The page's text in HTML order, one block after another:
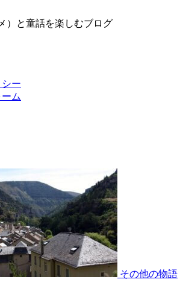
）と童話を楽しむブログ
ー
ム
その他の物語